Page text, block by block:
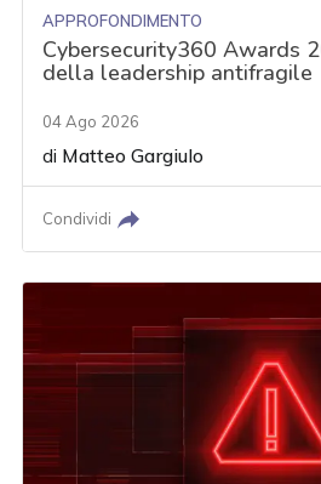
APPROFONDIMENTO
Cybersecurity360 Awards
della leadership antifragile
04 Ago 2026
di Matteo Gargiulo
Condividi